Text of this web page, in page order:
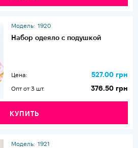
Модель: 1920
Набор одеяло с подушкой
Цена: 527.00 грн
Опт от 3 шт. 376.50 грн
КУПИТЬ
Модель: 1921